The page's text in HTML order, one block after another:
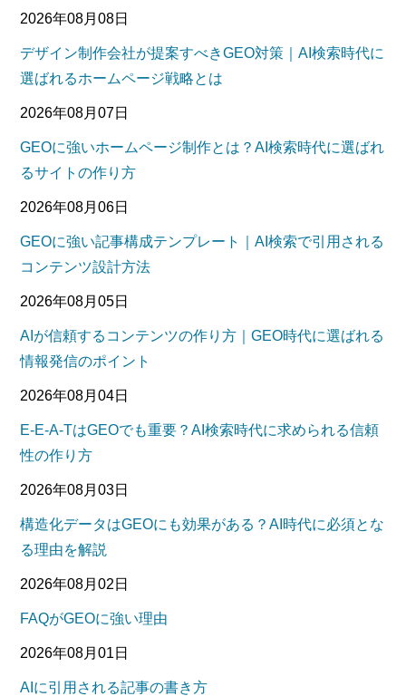
2026年08月08日
デザイン制作会社が提案すべきGEO対策｜AI検索時代に
選ばれるホームページ戦略とは
2026年08月07日
GEOに強いホームページ制作とは？AI検索時代に選ばれ
るサイトの作り方
2026年08月06日
GEOに強い記事構成テンプレート｜AI検索で引用される
コンテンツ設計方法
2026年08月05日
AIが信頼するコンテンツの作り方｜GEO時代に選ばれる
情報発信のポイント
2026年08月04日
E-E-A-TはGEOでも重要？AI検索時代に求められる信頼
性の作り方
2026年08月03日
構造化データはGEOにも効果がある？AI時代に必須とな
る理由を解説
2026年08月02日
FAQがGEOに強い理由
2026年08月01日
AIに引用される記事の書き方